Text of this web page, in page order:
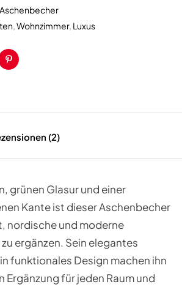
,Wohnzimmer, Luxus
Pinterest
(2)
grünen Glasur und einer
Kante ist dieser Aschenbecher
nordische und moderne
ergänzen. Sein elegantes
funktionales Design machen ihn
Ergänzung für jeden Raum und